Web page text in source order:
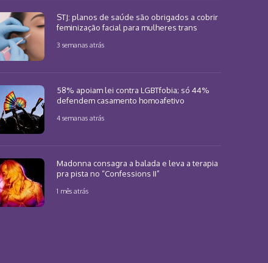
STJ: planos de saúde são obrigados a cobrir
feminização facial para mulheres trans
3 semanas atrás
58% apoiam lei contra LGBTfobia; só 44%
defendem casamento homoafetivo
4 semanas atrás
Madonna consagra a balada e leva a terapia
pra pista no “Confessions II”
1 mês atrás